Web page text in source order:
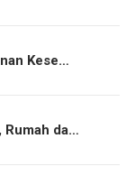
Kese…
Rumah da…